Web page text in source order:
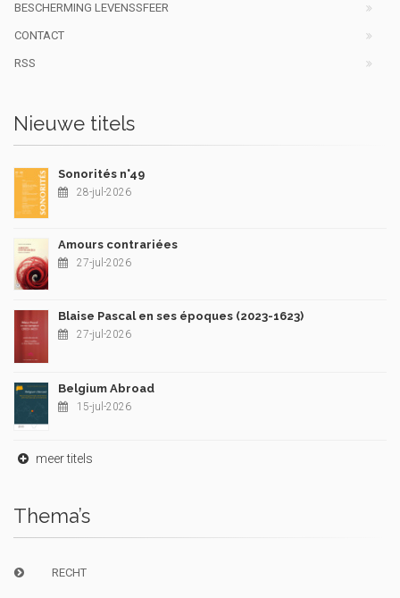
BESCHERMING LEVENSSFEER
CONTACT
RSS
Nieuwe titels
Sonorités n°49
28-jul-2026
Amours contrariées
27-jul-2026
Blaise Pascal en ses époques (2023-1623)
27-jul-2026
Belgium Abroad
15-jul-2026
meer titels
Thema’s
RECHT